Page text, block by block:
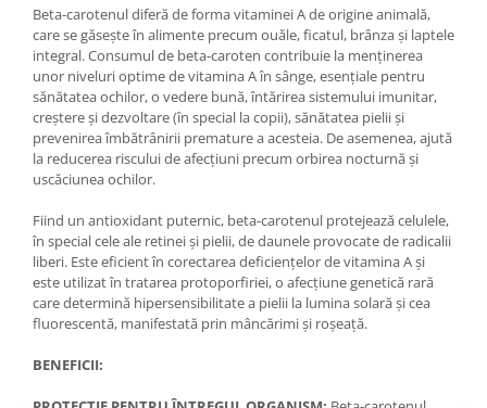
Raw Nutrition
REDCON1
Revoflex
Rich Piana 5% Nutrition
RIPT
Scitec
Scivation
Smart Shake
Swanson
Under Armour
Universal
Beta-carotenul diferă de forma vitaminei A de origine animală,
care se găsește în alimente precum ouăle, ficatul, brânza și laptele
integral. Consumul de beta-caroten contribuie la menținerea
unor niveluri optime de vitamina A în sânge, esențiale pentru
sănătatea ochilor, o vedere bună, întărirea sistemului imunitar,
creștere și dezvoltare (în special la copii), sănătatea pielii și
prevenirea îmbătrânirii premature a acesteia. De asemenea, ajută
la reducerea riscului de afecțiuni precum orbirea nocturnă și
uscăciunea ochilor.
Fiind un antioxidant puternic, beta-carotenul protejează celulele,
în special cele ale retinei și pielii, de daunele provocate de radicalii
liberi. Este eficient în corectarea deficiențelor de vitamina A și
este utilizat în tratarea protoporfiriei, o afecțiune genetică rară
care determină hipersensibilitate a pielii la lumina solară și cea
fluorescentă, manifestată prin mâncărimi și roșeață.
BENEFICII: